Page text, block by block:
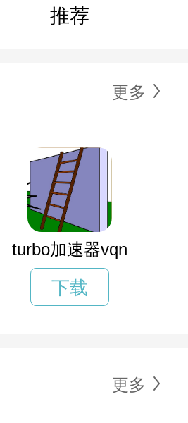
推荐
更多
turbo加速器vqn
下载
更多